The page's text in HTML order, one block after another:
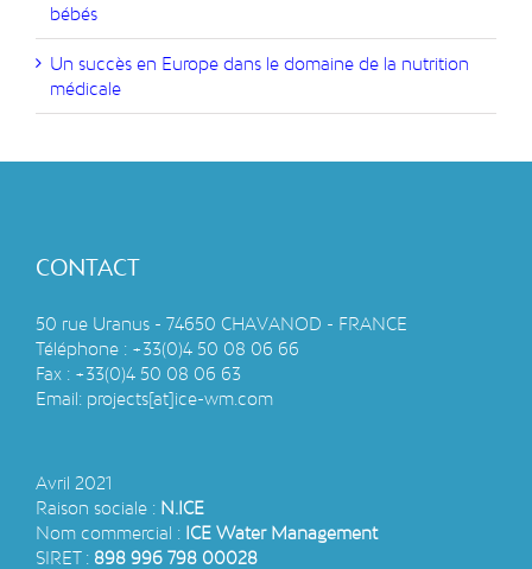
bébés
Un succès en Europe dans le domaine de la nutrition
médicale
CONTACT
50 rue Uranus - 74650 CHAVANOD - FRANCE
Téléphone : +33(0)4 50 08 06 66
Fax : +33(0)4 50 08 06 63
Email: projects[at]ice-wm.com
Avril 2021
Raison sociale : N.ICE
Nom commercial : ICE Water Management
SIRET : 898 996 798 00028